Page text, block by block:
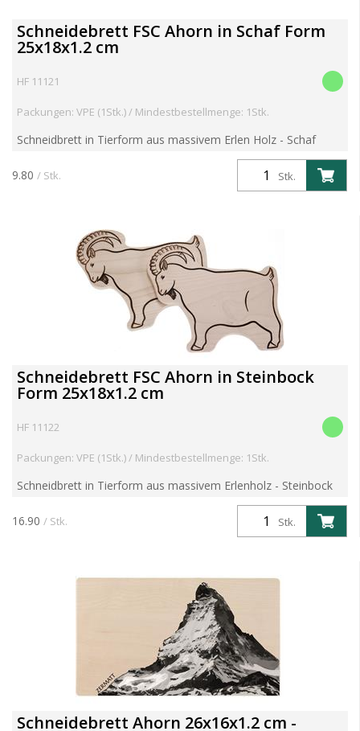
Schneidebrett FSC Ahorn in Schaf Form
25x18x1.2 cm
HF 11121
Packungen: VPE (1Stk.) / Mindestbestellmenge: 1Stk.
Schneidbrett in Tierform aus massivem Erlen Holz - Schaf
Artikelgewicht 0.21 kg Aritkel kann individualisiert werden.
Kosten für Branddruck/Branding, Laser Gravuren oder ...
Stk.
9.80 / Stk.
Schneidebrett FSC Ahorn in Steinbock
Form 25x18x1.2 cm
HF 11122
Packungen: VPE (1Stk.) / Mindestbestellmenge: 1Stk.
Schneidbrett in Tierform aus massivem Erlenholz - Steinbock
Artikelgewicht 0.21 kg Aritkel kann individualisiert werden.
Kosten für Branddruck/Branding, Laser Gravuren od...
Stk.
16.90 / Stk.
Schneidebrett Ahorn 26x16x1.2 cm -